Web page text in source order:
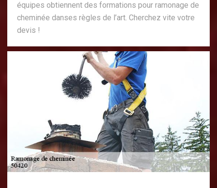
équipes obtiennent des formations pour ramonage de
cheminée danses règles de l’art. Cherchez vite votre
devis !